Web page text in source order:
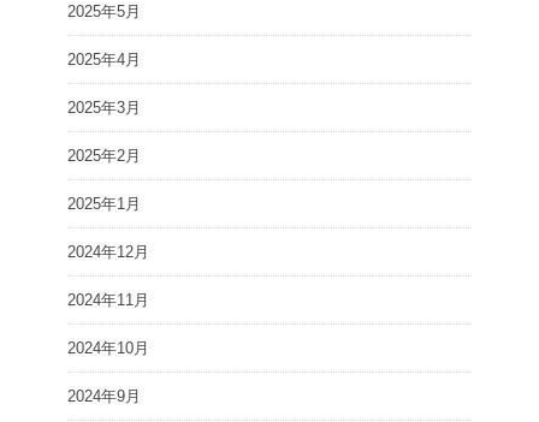
2025年5月
2025年4月
2025年3月
2025年2月
2025年1月
2024年12月
2024年11月
2024年10月
2024年9月